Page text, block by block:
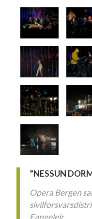
”NESSUN
Opera Bergen
Fangeleir